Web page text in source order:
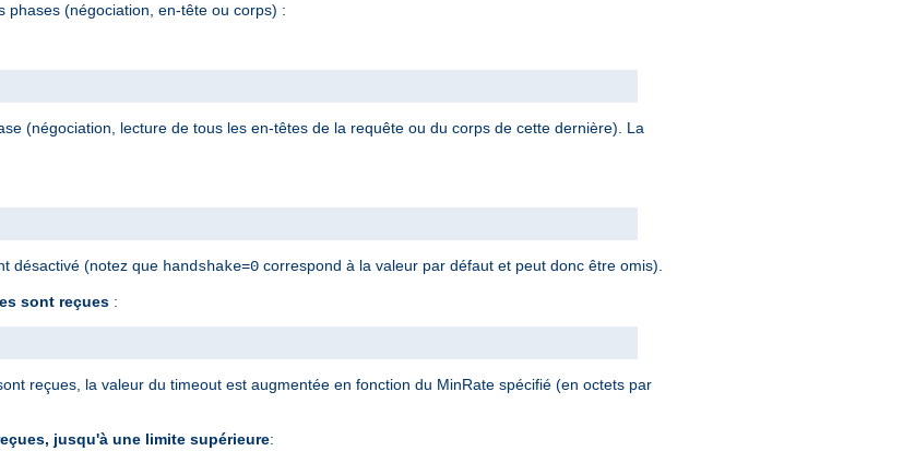
phases (négociation, en-tête ou corps) :
(négociation, lecture de tous les en-têtes de la requête ou du corps de cette dernière). La
désactivé (notez que handshake=0 correspond à la valeur par défaut et peut donc être omis).
sont reçues :
reçues, la valeur du timeout est augmentée en fonction du MinRate spécifié (en octets par
jusqu'à une limite supérieure: